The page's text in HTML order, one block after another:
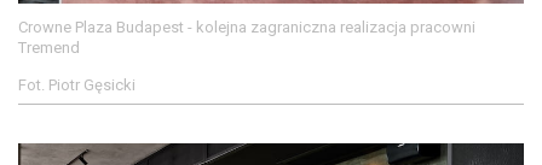
Crowne Plaza Budapest - kolejna zagraniczna realizacja pracowni
Tremend
Fot. Piotr Gęsicki